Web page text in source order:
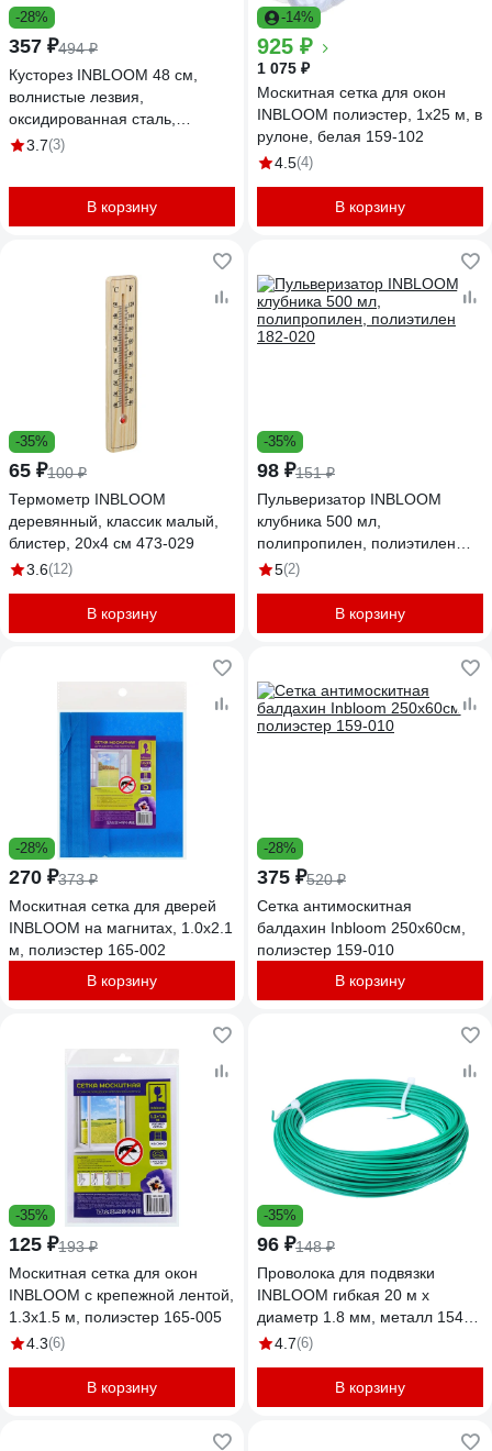
-28%
357 ₽494 ₽
Кусторез INBLOOM 48 см,
волнистые лезвия,
оксидированная сталь,
пластиковые ручки 186-006
3.7(3)
В корзину
-14%
925 ₽
1 075 ₽
Москитная сетка для окон
INBLOOM полиэстер, 1x25 м, в
рулоне, белая 159-102
4.5(4)
В корзину
-35%
65 ₽100 ₽
Термометр INBLOOM
деревянный, классик малый,
блистер, 20x4 см 473-029
3.6(12)
В корзину
-35%
98 ₽151 ₽
Пульверизатор INBLOOM
клубника 500 мл,
полипропилен, полиэтилен
182-020
5(2)
В корзину
-28%
270 ₽373 ₽
Москитная сетка для дверей
INBLOOM на магнитах, 1.0x2.1
м, полиэстер 165-002
В корзину
-28%
375 ₽520 ₽
Сетка антимоскитная
балдахин Inbloom 250х60см,
полиэстер 159-010
В корзину
-35%
125 ₽193 ₽
Москитная сетка для окон
INBLOOM с крепежной лентой,
1.3x1.5 м, полиэстер 165-005
4.3(6)
В корзину
-35%
96 ₽148 ₽
Проволока для подвязки
INBLOOM гибкая 20 м x
диаметр 1.8 мм, металл 154-
0114.7(6)
В корзину